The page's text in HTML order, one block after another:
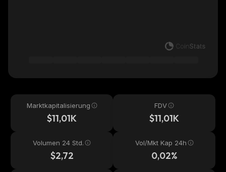
Marktkapitalisierung
$11,01K
FDV
$11,01K
Volumen 24 Std.
$2,72
Vol/Mkt Kap 24h
0,02%